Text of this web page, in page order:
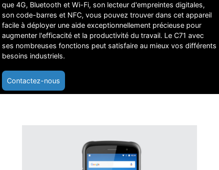
que 4G, Bluetooth et Wi-Fi, son lecteur d'empreintes digitales,
son code-barres et NFC, vous pouvez trouver dans cet appareil
facile à déployer une aide exceptionnellement précieuse pour
augmenter l'efficacité et la productivité du travail. Le C71 avec
ses nombreuses fonctions peut satisfaire au mieux vos différents
besoins industriels.
Contactez-nous